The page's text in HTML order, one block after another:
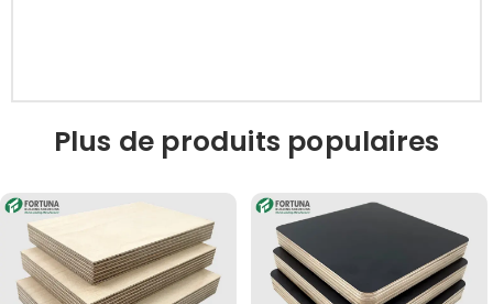
Plus de produits populaires